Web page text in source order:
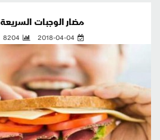
مضار الوجبات السريعة
2018-04-04
8204